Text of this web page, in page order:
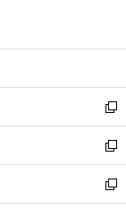
開
ン
ウ
で
開
く
ウ
ン
ド
ウ
で
開
く
新
し
い
ウ
ィ
ン
新
し
い
ウ
新